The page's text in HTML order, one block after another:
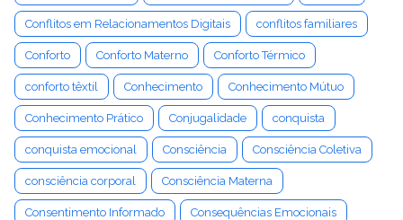
Conflitos em Relacionamentos Digitais conflitos familiares
Conforto Conforto Materno Conforto Térmico
conforto têxtil Conhecimento Conhecimento Mútuo
Conhecimento Prático Conjugalidade conquista
conquista emocional Consciência Consciência Coletiva
consciência corporal Consciência Materna
Consentimento Informado Consequências Emocionais